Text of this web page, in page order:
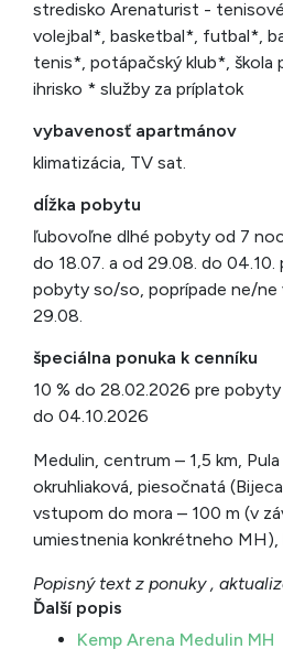
stredisko Arenaturist -
volejbal*, basketbal*, futbal*,
tenis*, potápačský klub*, škola
ihrisko * služby za príplatok
vybavenosť apartmánov
klimatizácia, TV sat.
dĺžka pobytu
ľubovoľne dlhé pobyty od 7
do 18.07. a od 29.08. do
pobyty so/so, poprípade ne/ne
29.08.
špeciálna ponuka k cenníku
10 % do 28.02.2026 pre
do 04.10.2026
Medulin, centrum – 1,5 km,
okruhliaková, piesočnatá
vstupom do mora – 100 m (v
umiestnenia konkrétneho MH),
Popisný text z ponuky ,
Ďalší popis
Kemp Arena Medulin MH